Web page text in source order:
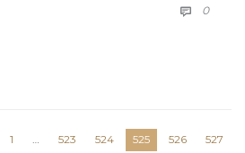
 0
1 523 524 525 526
527